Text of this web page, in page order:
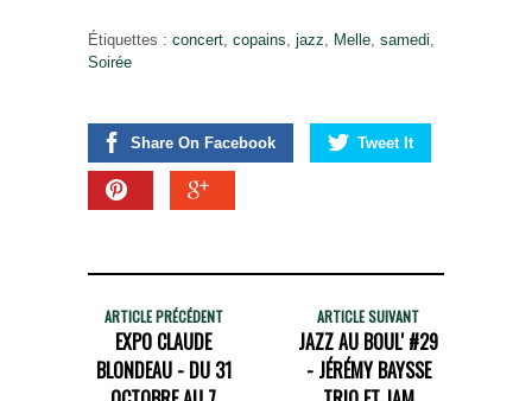
Étiquettes : concert, copains, jazz, Melle, samedi,
Soirée
Share On Facebook Tweet It
ARTICLE PRÉCÉDENT
EXPO CLAUDE
BLONDEAU - DU 31
ARTICLE SUIVANT
JAZZ AU BOUL' #29
- JÉRÉMY BAYSSE